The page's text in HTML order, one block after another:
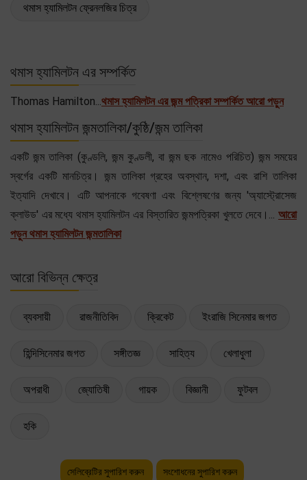
থমাস হ্যামিলটন ফ্রেনলজির চিত্র
থমাস হ্যামিলটন এর সম্পর্কিত
Thomas Hamilton...থমাস হ্যামিলটন এর জন্ম পত্রিকা সম্পর্কিত আরো পড়ুন
থমাস হ্যামিলটন জন্মতালিকা/কুষ্ঠি/জন্ম তালিকা
একটি জন্ম তালিকা (কুণ্ডলি, জন্ম কুণ্ডলী, বা জন্ম ছক নামেও পরিচিত) জন্ম সময়ের
স্বর্গের একটি মানচিত্র। জন্ম তালিকা গ্রহের অবস্থান, দশা, এবং রাশি তালিকা
ইত্যাদি দেখাবে। এটি আপনাকে গবেষণা এবং বিশ্লেষণের জন্য 'অ্যাস্ট্রোসেজ
ক্লাউড' এর মধ্যে থমাস হ্যামিলটন এর বিস্তারিত জন্মপত্রিকা খুলতে দেবে।... আরো
পড়ুন থমাস হ্যামিলটন জন্মতালিকা
আরো বিভিন্ন ক্ষেত্র
ব্যবসায়ী রাজনীতিবিদ ক্রিকেট ইংরাজি সিনেমার জগত
হিন্দিসিনেমার জগত সঙ্গীতজ্ঞ সাহিত্য খেলাধুলা
অপরাধী জ্যোতিষী গায়ক বিজ্ঞানী ফুটবল
হকি
সেলিব্রেটির সুপারিশ করুন সংশোধনের সুপারিশ করুন